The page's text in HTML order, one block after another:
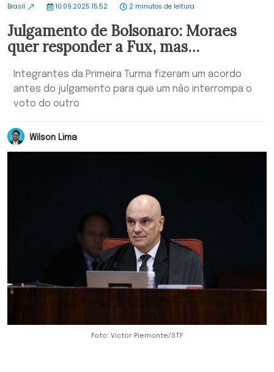
Brasil 10.09.2025 15:52 2 minutos de leitura
Julgamento de Bolsonaro: Moraes
quer responder a Fux, mas…
Integrantes da Primeira Turma fizeram um acordo
antes do julgamento para que um não interrompa o
voto do outro
Wilson Lima
Foto: Victor Piemonte/STF